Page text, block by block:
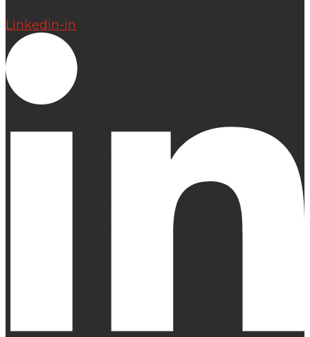
Linkedin-in